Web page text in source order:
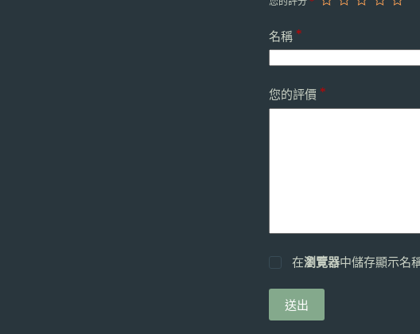
名稱 *
您的評價 *
在瀏覽器中儲存顯示名
送出